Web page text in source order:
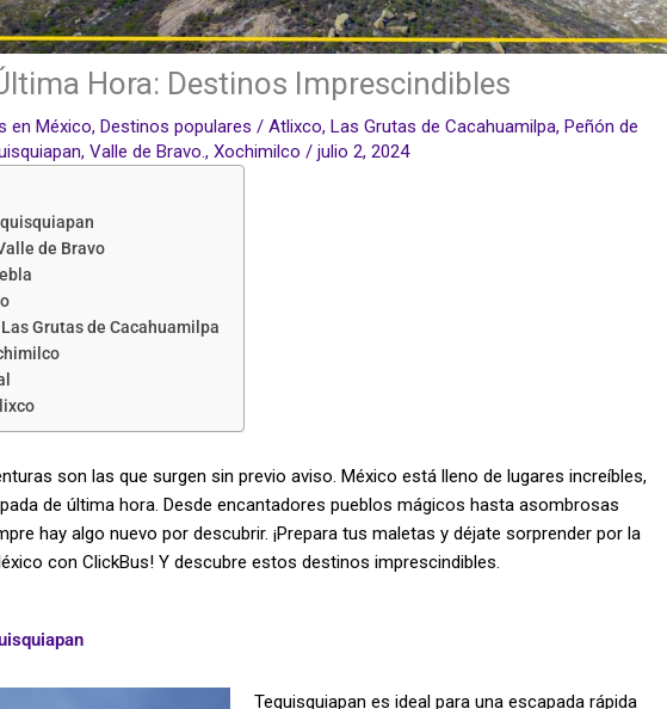
Hora: Destinos Imprescindibles
en México, Destinos populares / Atlixco, Las Grutas de Cacahuamilpa, Peñón de
, Valle de Bravo., Xochimilco / julio 2, 2024
de Bravo
Grutas de Cacahuamilpa
son las que surgen sin previo aviso. México está lleno de lugares increíbles,
de última hora. Desde encantadores pueblos mágicos hasta asombrosas
hay algo nuevo por descubrir. ¡Prepara tus maletas y déjate sorprender por la
con ClickBus! Y descubre estos destinos imprescindibles.
Tequisquiapan es ideal para una escapada rápida